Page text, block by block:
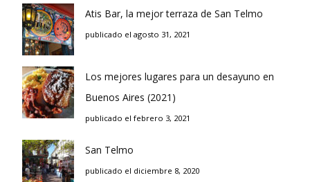
Atis Bar, la mejor terraza de San Telmo
publicado el agosto 31, 2021
Los mejores lugares para un desayuno en
Buenos Aires (2021)
publicado el febrero 3, 2021
San Telmo
publicado el diciembre 8, 2020